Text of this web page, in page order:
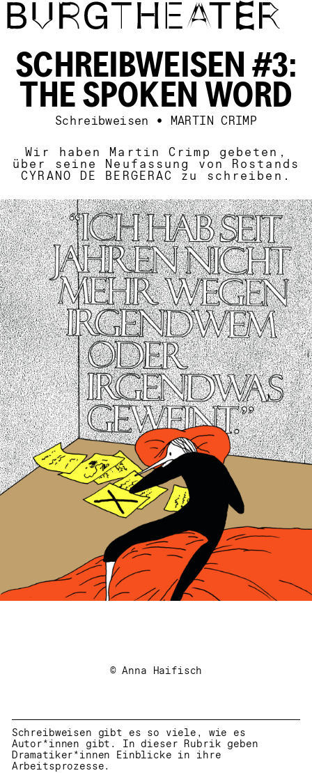
Direkt zum Inhalt
SCHREIBWEISEN #3:
THE SPOKEN WORD
Schreibweisen • MARTIN CRIMP
Wir haben Martin Crimp gebeten,
über seine Neufassung von Rostands
CYRANO DE BERGERAC zu schreiben.
© Anna Haifisch
Schreibweisen gibt es so viele, wie es
Autor*innen gibt. In dieser Rubrik geben
Dramatiker*innen Einblicke in ihre
Arbeitsprozesse.